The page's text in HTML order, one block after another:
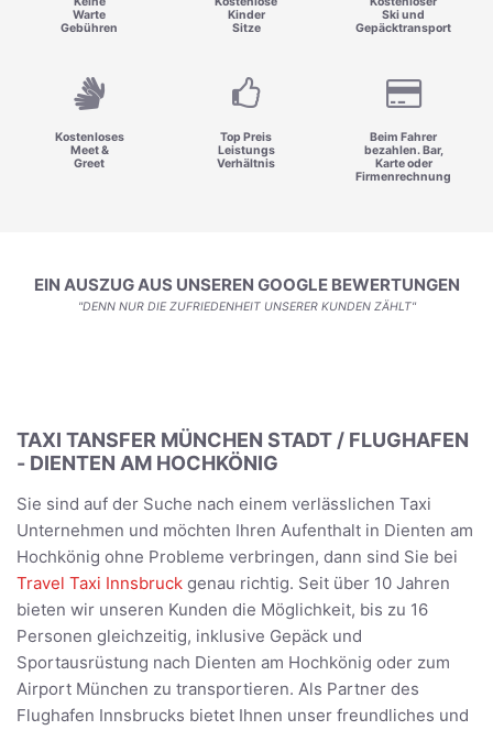
Warte
Gebühren
Kinder
Sitze
Ski und
Gepäcktransport
Kostenloses
Meet &
Greet
Top Preis
Leistungs
Verhältnis
Beim Fahrer
bezahlen. Bar,
Karte oder
Firmenrechnung
EIN AUSZUG AUS UNSEREN GOOGLE BEWERTUNGEN
"DENN NUR DIE ZUFRIEDENHEIT UNSERER KUNDEN ZÄHLT"
TAXI TANSFER MÜNCHEN STADT / FLUGHAFEN
- DIENTEN AM HOCHKÖNIG
Sie sind auf der Suche nach einem verlässlichen Taxi
Unternehmen und möchten Ihren Aufenthalt in Dienten am
Hochkönig ohne Probleme verbringen, dann sind Sie bei
Travel Taxi Innsbruck genau richtig. Seit über 10 Jahren
bieten wir unseren Kunden die Möglichkeit, bis zu 16
Personen gleichzeitig, inklusive Gepäck und
Sportausrüstung nach Dienten am Hochkönig oder zum
Airport München zu transportieren. Als Partner des
Flughafen Innsbrucks bietet Ihnen unser freundliches und